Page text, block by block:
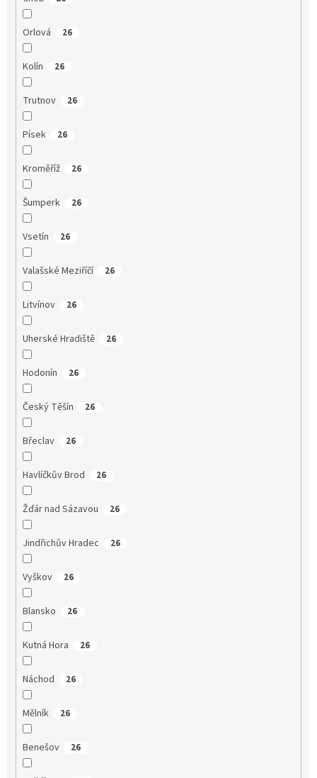
Orlová 26
Kolín 26
Trutnov 26
Písek 26
Kroměříž 26
Šumperk 26
Vsetín 26
Valašské Meziříčí 26
Litvínov 26
Uherské Hradiště 26
Hodonín 26
Český Těšín 26
Břeclav 26
Havlíčkův Brod 26
Žďár nad Sázavou 26
Jindřichův Hradec 26
Vyškov 26
Blansko 26
Kutná Hora 26
Náchod 26
Mělník 26
Benešov 26